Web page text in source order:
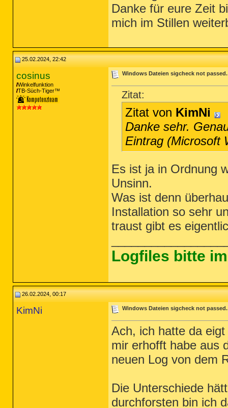
Danke für eure Zeit
mich im Stillen
25.02.2024, 22:42
cosinus
Winkelfunktion
TB-Süch-Tiger™
Windows Dateien sigcheck not
Zitat:
Zitat von KimNi
Danke sehr.
Eintrag (Microsoft
Es ist ja in Ordnung
Unsinn.
Was ist denn
Installation so sehr
traust gibt es
Logfiles bitte
26.02.2024, 00:17
KimNi Windows Dateien sigcheck not
Ach, ich hatte da
mir erhofft habe aus
neuen Log von dem
Die Unterschiede
durchforsten bin ich